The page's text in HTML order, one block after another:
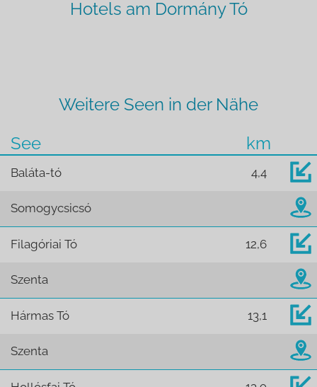
Hotels am Dormány Tó
Weitere Seen in der Nähe
See
km
Baláta-tó 4,4
Somogycsicsó
Filagóriai Tó 12,6
Szenta
Hármas Tó 13,1
Szenta